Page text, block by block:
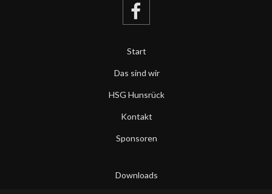
Start
Das sind wir
HSG Hunsrück
Kontakt
Sponsoren
Downloads